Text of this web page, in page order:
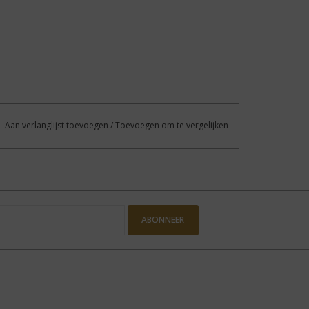
Aan verlanglijst toevoegen /Toevoegen om te vergelijken
ABONNEER